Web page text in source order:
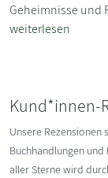
Geheimnisse und
weiterlesen
Kund*innen-
Unsere Rezensionen
Buchhandlungen und
aller Sterne wird